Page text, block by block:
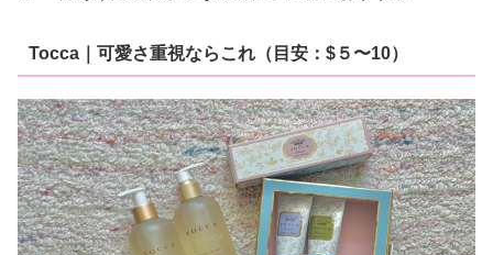
Tocca｜可愛さ重視ならこれ（目安：$５〜10）